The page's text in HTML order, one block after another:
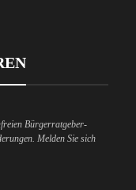
Bürgerratgeber-
Melden Sie sich